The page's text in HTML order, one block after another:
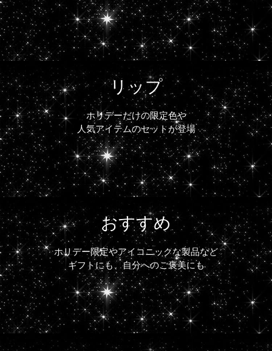
リップ
ホリデーだけの限定色や
人気アイテムのセットが登場
おすすめ
ホリデー限定やアイコニックな製品など
ギフトにも、自分へのご褒美にも